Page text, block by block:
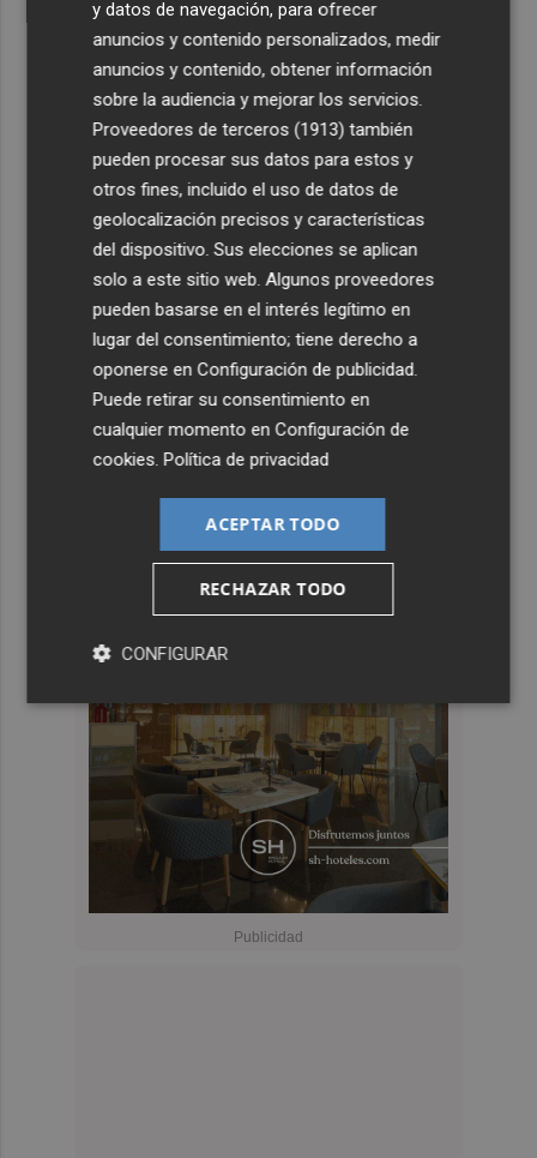
y datos de navegación, para ofrecer
anuncios y contenido personalizados, medir
anuncios y contenido, obtener información
sobre la audiencia y mejorar los servicios.
Proveedores de terceros (1913) también
pueden procesar sus datos para estos y
otros fines, incluido el uso de datos de
geolocalización precisos y características
del dispositivo. Sus elecciones se aplican
solo a este sitio web. Algunos proveedores
pueden basarse en el interés legítimo en
lugar del consentimiento; tiene derecho a
oponerse enConfiguración de publicidad
Puede retirar su consentimiento en
cualquier momento enConfiguración de
cookies .Política de privacidad
ACEPTAR TODO
RECHAZAR TODO
CONFIGURAR